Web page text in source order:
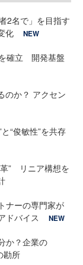
2名で」を目指す
化
NEW
確立 開発基盤
のか？ アクセン
“俊敏性”を共存
” リニア構想を
ナーの専門家が
ドバイス
NEW
か？企業の
勘所